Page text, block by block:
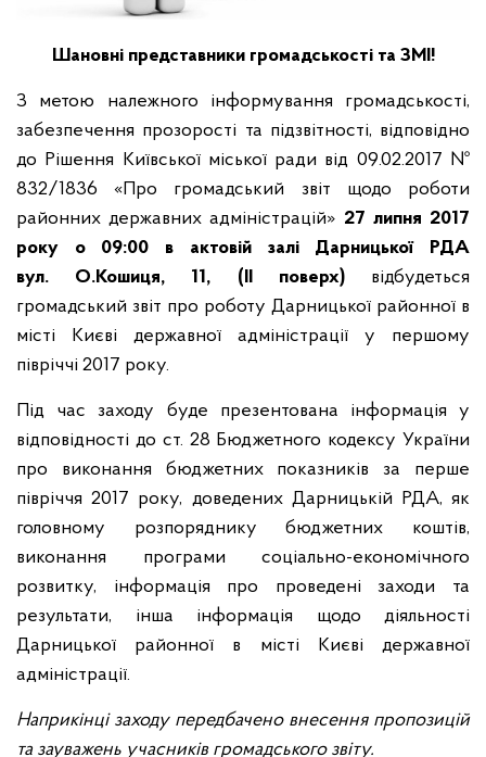
Шановні представники громадськості та ЗМІ!
З метою належного інформування громадськості,
забезпечення прозорості та підзвітності, відповідно
до Рішення Київської міської ради від 09.02.2017 №
832/1836 «Про громадський звіт щодо роботи
районних державних адміністрацій» 27 липня 2017
року
о 09:00
в актовій залі Дарницької РДА
вул. О.Кошиця, 11, (ІІ поверх)відбудеться
громадський звіт про роботу Дарницької районної в
місті Києві державної адміністрації у першому
півріччі 2017 року.
Під час заходу буде презентована інформація у
відповідності до ст. 28 Бюджетного кодексу України
про виконання бюджетних показників за перше
півріччя 2017 року, доведених Дарницькій РДА, як
головному розпоряднику бюджетних коштів,
виконання програми соціально-економічного
розвитку, інформація про проведені заходи та
результати, інша інформація щодо діяльності
Дарницької районної в місті Києві державної
адміністрації.
Наприкінці заходу передбачено внесення пропозицій
та зауважень учасників громадського звіту.